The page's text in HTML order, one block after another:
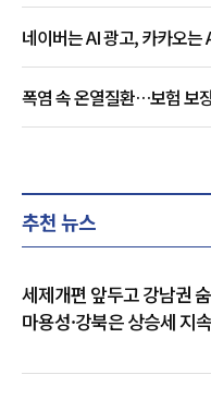
네이버는 AI 광고, 카카오
폭염 속 온열질환…보험 보
추천 뉴스
세제개편 앞두고 강남권
마용성·강북은 상승세 지속